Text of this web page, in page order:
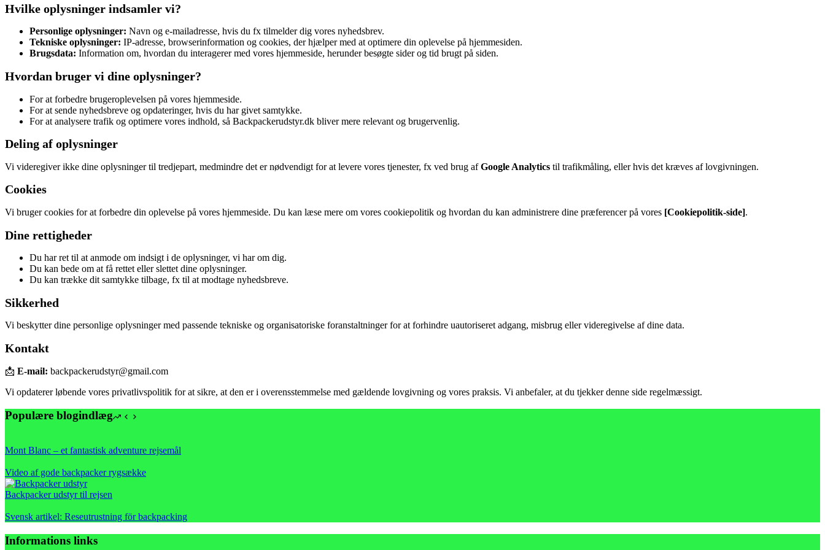
Hvilke oplysninger indsamler vi?
Personlige oplysninger: Navn og e-mailadresse, hvis du fx tilmelder dig vores nyhedsbrev.
Tekniske oplysninger: IP-adresse, browserinformation og cookies, der hjælper med at optimere din oplevelse på hjemmesiden.
Brugsdata: Information om, hvordan du interagerer med vores hjemmeside, herunder besøgte sider og tid brugt på siden.
Hvordan bruger vi dine oplysninger?
For at forbedre brugeroplevelsen på vores hjemmeside.
For at sende nyhedsbreve og opdateringer, hvis du har givet samtykke.
For at analysere trafik og optimere vores indhold, så Backpackerudstyr.dk bliver mere relevant og brugervenlig.
Deling af oplysninger
Vi videregiver ikke dine oplysninger til tredjepart, medmindre det er nødvendigt for at levere vores tjenester, fx ved brug afGoogle Analytics til trafikmåling, eller hvis det kræves af lovgivningen.
Cookies
Vi bruger cookies for at forbedre din oplevelse på vores hjemmeside. Du kan læse mere om vores cookiepolitik og hvordan du kan administrere dine præferencer på vores [Cookiepolitik-side].
Dine rettigheder
Du har ret til at anmode om indsigt i de oplysninger, vi har om dig.
Du kan bede om at få rettet eller slettet dine oplysninger.
Du kan trække dit samtykke tilbage, fx til at modtage nyhedsbreve.
Sikkerhed
Vi beskytter dine personlige oplysninger med passende tekniske og organisatoriske foranstaltninger for at forhindre uautoriseret adgang, misbrug eller videregivelse af dine data.
Kontakt
📩 E-mail: backpackerudstyr@gmail.com
Vi opdaterer løbende vores privatlivspolitik for at sikre, at den er i overensstemmelse med gældende lovgivning og vores praksis. Vi anbefaler, at du tjekker denne side regelmæssigt.
Populære blogindlæg
Mont Blanc – et fantastisk adventure rejsemål
Video af gode backpacker rygsække
Backpacker udstyr til rejsen
Svensk artikel: Reseutrustning för backpacking
Informations links